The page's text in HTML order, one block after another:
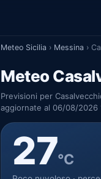
Meteo Sicilia › Messina ›
Meteo
Previsioni per
aggiornate al 06/08/2026
27°C